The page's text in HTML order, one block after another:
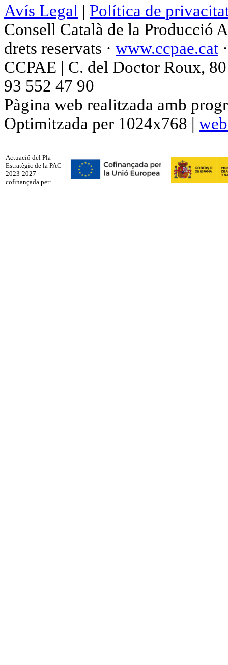
Avís Legal | Política de
Consell Català de la Producció
drets reservats · www.ccpae.cat
CCPAE | C. del Doctor Roux,
93 552 47 90
Pàgina web realitzada amb
Optimitzada per 1024x768 |
Actuació del Pla
Estratègic de la PAC
2023-2027
cofinançada per: